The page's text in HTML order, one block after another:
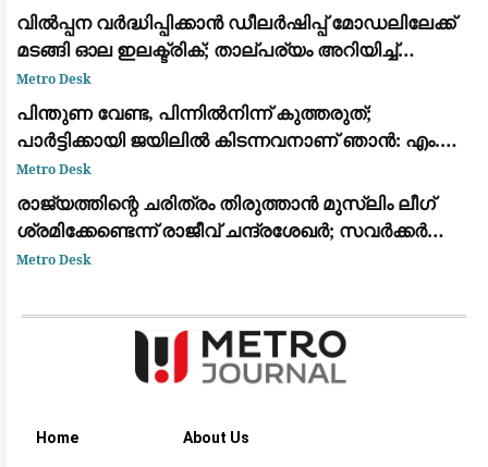
എത്തിച്ചതിൽ അമർഷം
വിൽപ്പന വർദ്ധിപ്പിക്കാൻ ഡീലർഷിപ്പ് മോഡലിലേക്ക്
മടങ്ങി ഓല ഇലക്ട്രിക്; താല്പര്യം അറിയിച്ച്
ആയിരത്തോളം പേർ
Metro Desk
പിന്തുണ വേണ്ട, പിന്നിൽനിന്ന് കുത്തരുത്;
പാർട്ടിക്കായി ജയിലിൽ കിടന്നവനാണ് ഞാൻ: എം.വി.
ജയരാജന് മറുപടിയുമായി അർജുൻ ആയങ്കി
Metro Desk
രാജ്യത്തിന്റെ ചരിത്രം തിരുത്താൻ മുസ്ലിം ലീഗ്
ശ്രമിക്കേണ്ടെന്ന് രാജീവ് ചന്ദ്രശേഖർ; സവർക്കർ
ചോദ്യ വിവാദത്തിൽ ശക്തമായ പ്രതികരണം
Metro Desk
Home About Us